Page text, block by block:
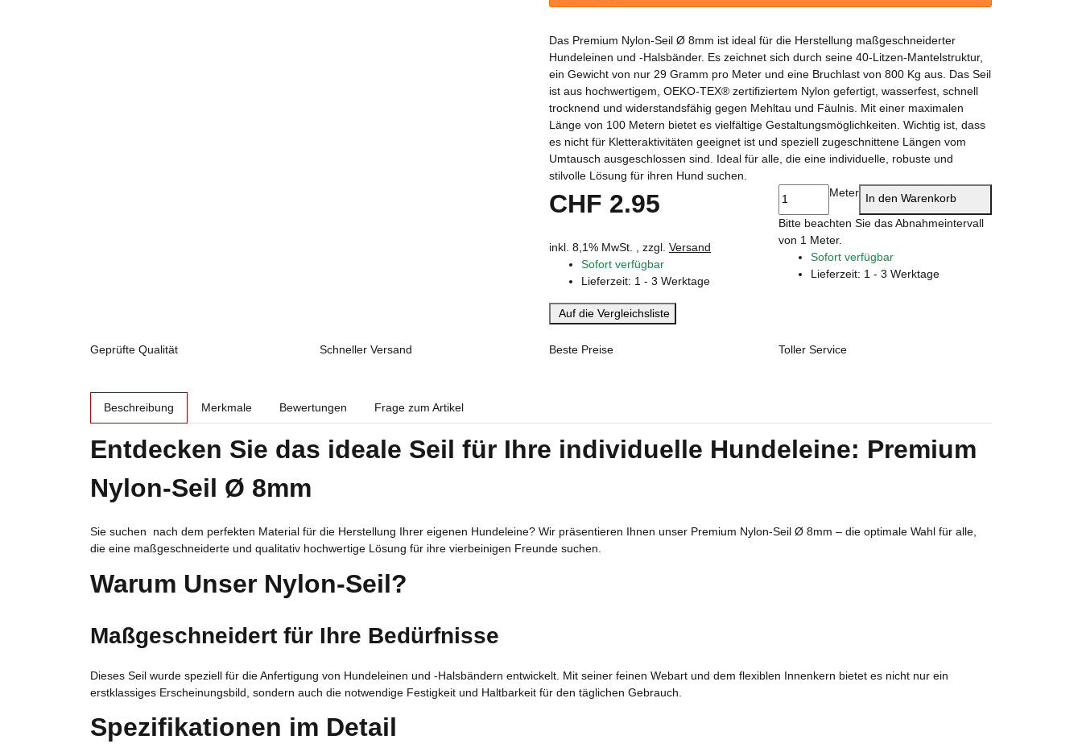
Das Premium Nylon-Seil Ø 8mm ist ideal für die Herstellung maßgeschneiderter
Hundeleinen und -Halsbänder. Es zeichnet sich durch seine 40-Litzen-Mantelstruktur,
ein Gewicht von nur 29 Gramm pro Meter und eine Bruchlast von 800 Kg aus. Das Seil
ist aus hochwertigem, OEKO-TEX® zertifiziertem Nylon gefertigt, wasserfest, schnell
trocknend und widerstandsfähig gegen Mehltau und Fäulnis. Mit einer maximalen
Länge von 100 Metern bietet es vielfältige Gestaltungsmöglichkeiten. Wichtig ist, dass
es nicht für Kletteraktivitäten geeignet ist und speziell zugeschnittene Längen vom
Umtausch ausgeschlossen sind. Ideal für alle, die eine individuelle, robuste und
stilvolle Lösung für ihren Hund suchen.
CHF 2.95
inkl. 8,1% MwSt. , zzgl. Versand
Sofort verfügbar
Lieferzeit: 1 - 3 Werktage
Meter In den Warenkorb
x
Bitte beachten Sie das Abnahmeintervall
von 1 Meter.
Sofort verfügbar
Lieferzeit: 1 - 3 Werktage
Auf die Vergleichsliste
Geprüfte Qualität Schneller Versand Beste Preise Toller Service
Beschreibung Merkmale Bewertungen Frage zum Artikel
Entdecken Sie das ideale Seil für Ihre individuelle Hundeleine: Premium
Nylon-Seil Ø 8mm
Sie suchen nach dem perfekten Material für die Herstellung Ihrer eigenen Hundeleine? Wir präsentieren Ihnen unser Premium Nylon-Seil Ø 8mm – die optimale Wahl für alle,
die eine maßgeschneiderte und qualitativ hochwertige Lösung für ihre vierbeinigen Freunde suchen.
Warum Unser Nylon-Seil?
Maßgeschneidert für Ihre Bedürfnisse
Dieses Seil wurde speziell für die Anfertigung von Hundeleinen und -Halsbändern entwickelt. Mit seiner feinen Webart und dem flexiblen Innenkern bietet es nicht nur ein
erstklassiges Erscheinungsbild, sondern auch die notwendige Festigkeit und Haltbarkeit für den täglichen Gebrauch.
Spezifikationen im Detail